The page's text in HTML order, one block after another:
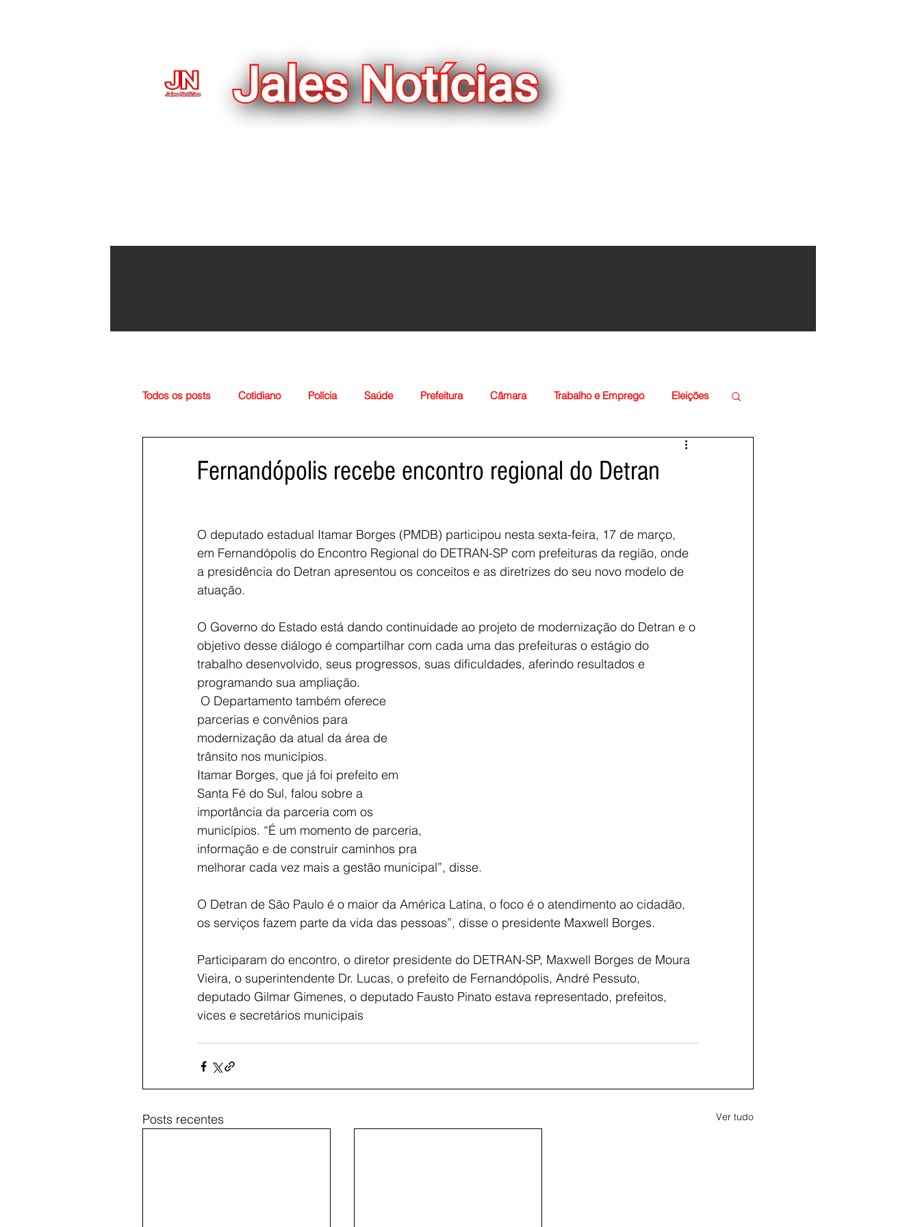
Voltar
Todos os posts Cotidiano Polícia Saúde Prefeitura Câmara Trabalho e Emprego Eleições
Fernandópolis recebe encontro regional do Detran
O deputado estadual Itamar Borges (PMDB) participou nesta sexta-feira, 17 de março,
em Fernandópolis do Encontro Regional do DETRAN-SP com prefeituras da região, onde
a presidência do Detran apresentou os conceitos e as diretrizes do seu novo modelo de
atuação.
O Governo do Estado está dando continuidade ao projeto de modernização do Detran e o
objetivo desse diálogo é compartilhar com cada uma das prefeituras o estágio do
trabalho desenvolvido, seus progressos, suas dificuldades, aferindo resultados e
programando sua ampliação.
parcerias e convênios para
modernização da atual da área de
trânsito nos municípios.
Itamar Borges, que já foi prefeito em
Santa Fé do Sul, falou sobre a
importância da parceria com os
municípios. “É um momento de parceria,
informação e de construir caminhos pra
melhorar cada vez mais a gestão municipal”, disse.
O Detran de São Paulo é o maior da América Latina, o foco é o atendimento ao cidadão,
os serviços fazem parte da vida das pessoas”, disse o presidente Maxwell Borges.
Participaram do encontro, o diretor presidente do DETRAN-SP, Maxwell Borges de Moura
Vieira, o superintendente Dr. Lucas, o prefeito de Fernandópolis, André Pessuto,
deputado Gilmar Gimenes, o deputado Fausto Pinato estava representado, prefeitos,
vices e secretários municipais
Posts recentes Ver tudo